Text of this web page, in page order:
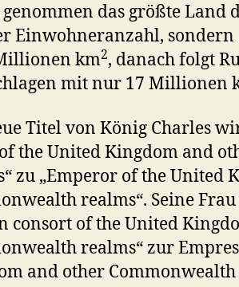
genommen das größte Land
Einwohneranzahl, sondern
km2, danach folgt
mit nur 17 Millionen
Titel von König Charles
the United Kingdom and
zu „Emperor of the United
realms“. Seine
consort of the United
realms“ zur
and other Commonwealth